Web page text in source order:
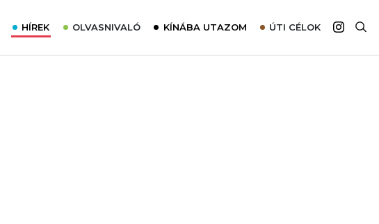
HÍREK OLVASNIVALÓ KÍNÁBA UTAZOM ÚTI CÉLOK